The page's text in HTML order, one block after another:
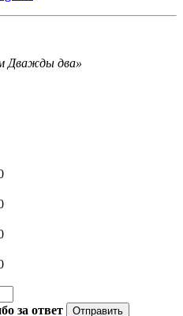
Дважды два»
за ответ